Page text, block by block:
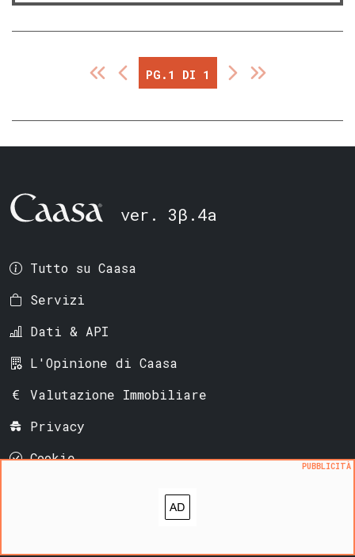
PG.1 DI 1
PUBBLICITÀ
ver. 3β.4a
Tutto su Caasa
Servizi
Dati & API
L'Opinione di Caasa
Valutazione Immobiliare
Privacy
Cookie